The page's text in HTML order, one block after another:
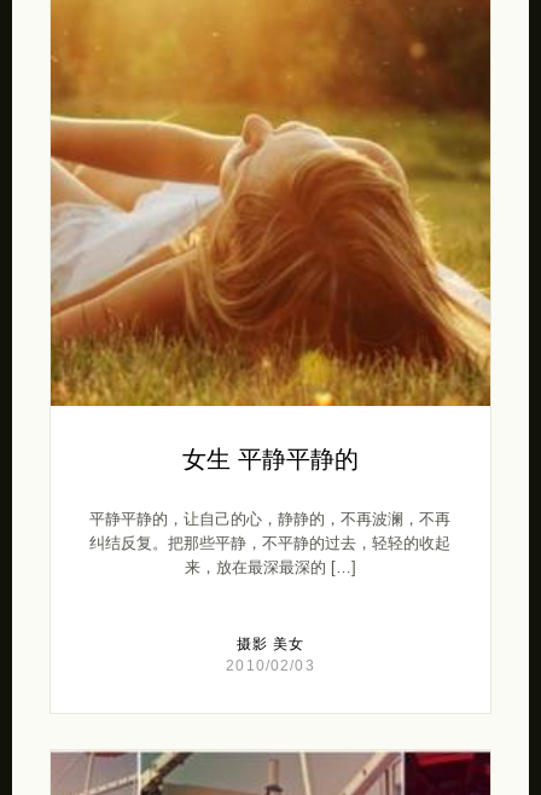
女生 平静平静的
平静平静的，让自己的心，静静的，不再波澜，不再
纠结反复。把那些平静，不平静的过去，轻轻的收起
来，放在最深最深的 […]
摄影 美女
2010/02/03